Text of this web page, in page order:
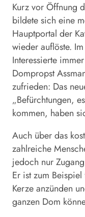
Kurz vor Öffnung
bildete sich eine
Hauptportal der
wieder auflöste.
Interessierte
Dompropst
zufrieden: Das
„Befürchtungen,
kommen, haben
Auch über das
zahlreiche
jedoch nur
Er ist zum
Kerze anzünden
ganzen Dom